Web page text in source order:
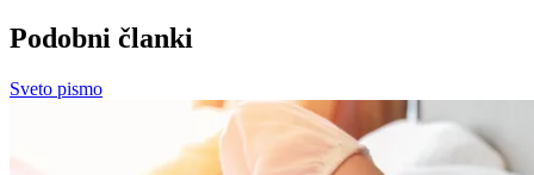
Podobni članki
Sveto pismo